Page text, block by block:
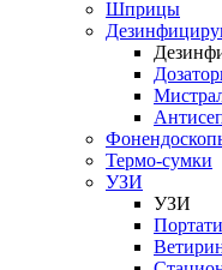
Шприцы
Термо-сумки
УЗИ
УЗИ